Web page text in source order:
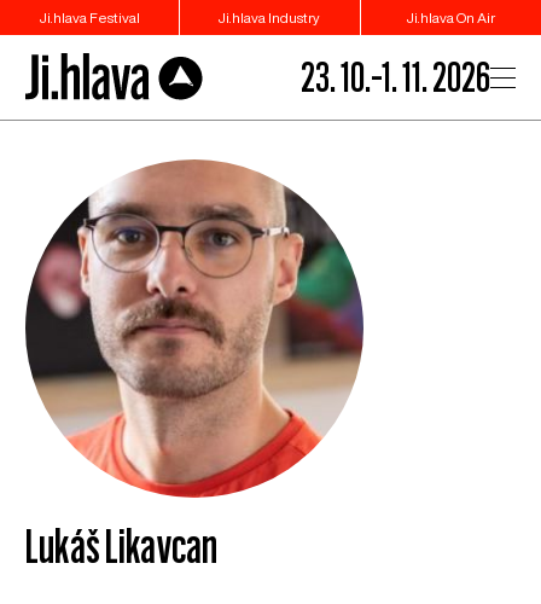
Ji.hlava Festival Ji.hlava Industry Ji.hlava On Air
23. 10.–1. 11. 2026
Lukáš Likavcan